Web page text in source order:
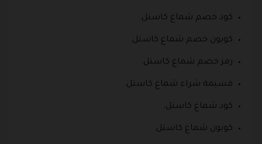
كود خصم شماغ كاستل.
كوبون خصم شماغ كاستل.
رمز خصم شماغ كاستل.
قسيمة شراء شماغ كاستل.
كود شماغ كاستل.
كوبون شماغ كاستل.